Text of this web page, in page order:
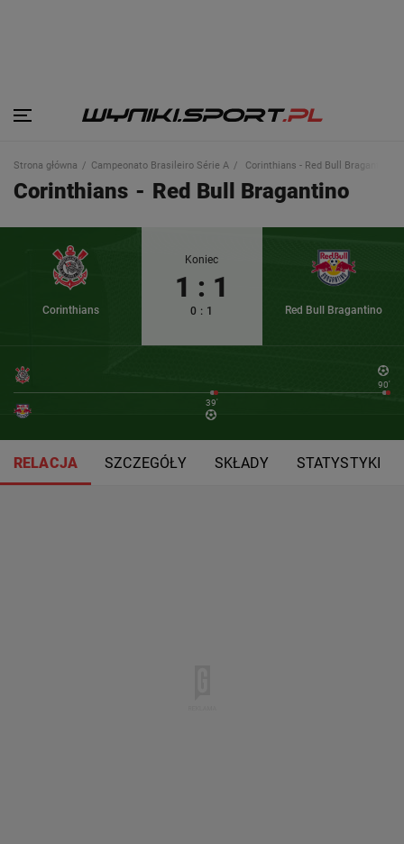
Strona główna Campeonato Brasileiro Série A Corinthians - Red Bull Bragantino
Corinthians - Red Bull Bragantino
Corinthians
Koniec
1 : 1
0 : 1 Red Bull Bragantino
39'
90'
RELACJA SZCZEGÓŁY SKŁADY STATYSTYKI